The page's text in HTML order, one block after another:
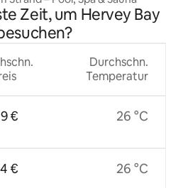
Zeit, um Hervey Bay
€
€
Durchschn.
Temperatur
26 °C
26 °C